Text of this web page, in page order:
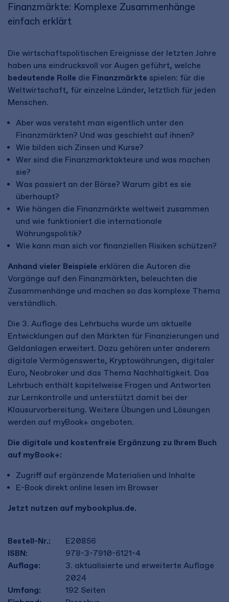
Finanzmärkte: Komplexe Zusammenhänge
einfach erklärt
Die wirtschaftspolitischen Ereignisse der letzten Jahre
haben uns eindrucksvoll vor Augen geführt, welche
bedeutende Rolle die Finanzmärkte spielen: für die
Weltwirtschaft, für einzelne Länder, letztlich für jeden
Menschen.
Aber was versteht man eigentlich unter den
Finanzmärkten? Und was geschieht auf ihnen?
Wie bilden sich Zinsen und Kurse?
Wer sind die Finanzmarktakteure und was machen
sie?
Was passiert an der Börse? Warum gibt es sie
überhaupt?
Wie hängen die Finanzmärkte weltweit zusammen
und wie funktioniert die internationale
Währungspolitik?
Wie kann man sich vor finanziellen Risiken schützen?
Anhand vieler Beispiele erklären die Autoren die
Vorgänge auf den Finanzmärkten, beleuchten die
Zusammenhänge und machen so das komplexe Thema
verständlich.
Die 3. Auflage des Lehrbuchs wurde um aktuelle
Entwicklungen auf den Märkten für Finanzierungen und
Geldanlagen erweitert. Dazu gehören unter anderem
digitale Vermögenswerte, Kryptowährungen, digitaler
Euro, Neobroker und das Thema Nachhaltigkeit. Das
Lehrbuch enthält kapitelweise Fragen und Antworten
zur Lernkontrolle und unterstützt damit bei der
Klausurvorbereitung. Weitere Übungen und Lösungen
werden auf myBook+ angeboten.
Die digitale und kostenfreie Ergänzung zu Ihrem Buch
auf myBook+:
Zugriff auf ergänzende Materialien und Inhalte
E-Book direkt online lesen im Browser
Jetzt nutzen auf mybookplus.de.
Bestell-Nr.:
E20856
ISBN:
978-3-7910-6121-4
Auflage:
3. aktualisierte und erweiterte Auflage
2024
Umfang:
192 Seiten